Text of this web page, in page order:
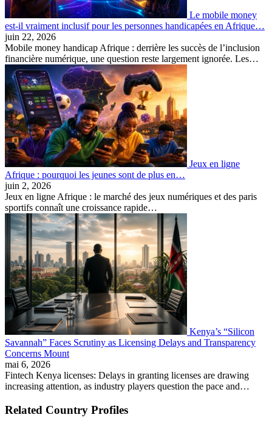
Le mobile money
est-il vraiment inclusif pour les personnes handicapées en Afrique…
juin 22, 2026
Mobile money handicap Afrique : derrière les succès de l’inclusion
financière numérique, une question reste largement ignorée. Les…
Jeux en ligne
Afrique : pourquoi les jeunes sont de plus en…
juin 2, 2026
Jeux en ligne Afrique : le marché des jeux numériques et des paris
sportifs connaît une croissance rapide…
Kenya’s “Silicon
Savannah” Faces Scrutiny as Licensing Delays and Transparency
Concerns Mount
mai 6, 2026
Fintech Kenya licenses: Delays in granting licenses are drawing
increasing attention, as industry players question the pace and…
Related Country Profiles